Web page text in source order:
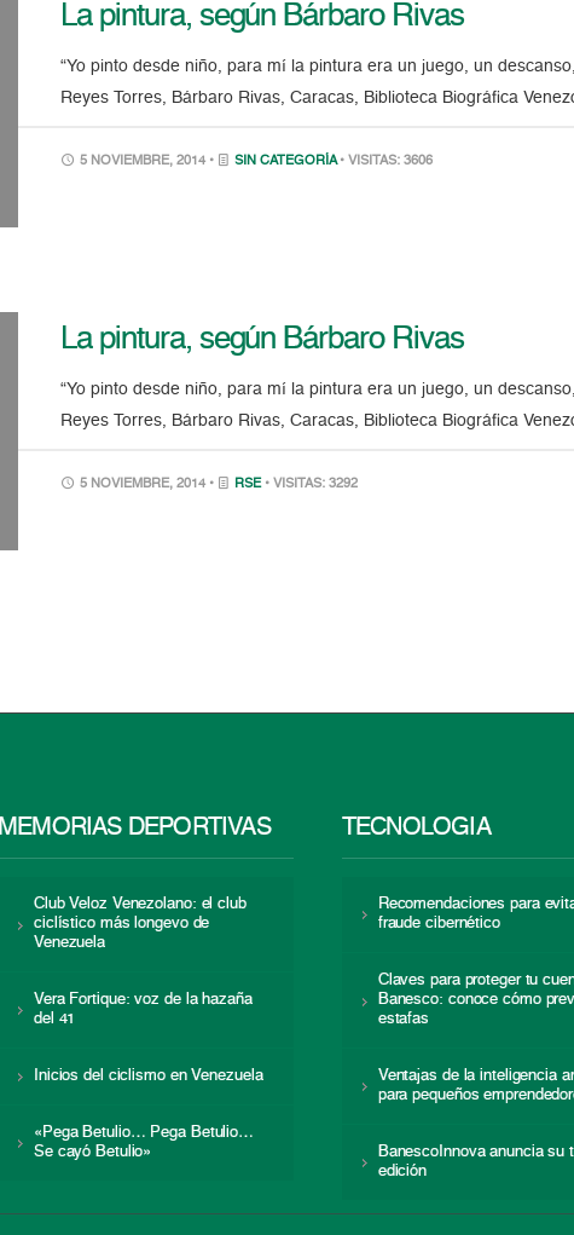
La pintura, según Bárbaro Rivas
“Yo pinto desde niño, para mí la pintura era un juego, un
Reyes Torres, Bárbaro Rivas, Caracas, Biblioteca Biográfica
5 NOVIEMBRE, 2014 • SIN CATEGORÍA • VISITAS: 3606
La pintura, según Bárbaro Rivas
“Yo pinto desde niño, para mí la pintura era un juego, un
Reyes Torres, Bárbaro Rivas, Caracas, Biblioteca Biográfica
5 NOVIEMBRE, 2014 • RSE • VISITAS: 3292
MEMORIAS DEPORTIVAS
Club Veloz Venezolano: el club
ciclístico más longevo de
Venezuela
Vera Fortique: voz de la hazaña
del 41
Inicios del ciclismo en Venezuela
«Pega Betulio… Pega Betulio…
Se cayó Betulio»
TECNOLOGÍA
Recomendaciones para
fraude cibernético
Claves para proteger tu
Banesco: conoce cómo
estafas
Ventajas de la inteligencia
para pequeños
BanescoInnova anuncia su
edición